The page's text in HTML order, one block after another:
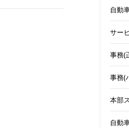
自動
サー
事務(
事務(
本部
自動